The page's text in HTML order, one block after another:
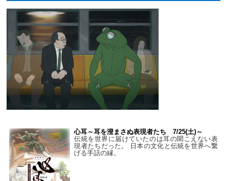
心耳～耳を澄まさぬ表現者たち 7/25(土)～
伝統を世界に届けていたのは耳の聞こえない表
現者たちだった。 日本の文化と伝統を世界へ繋
げる手話の縁。